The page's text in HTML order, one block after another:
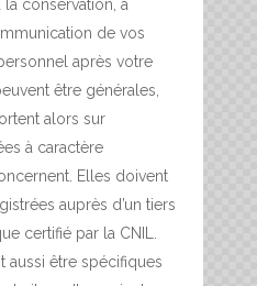
la conservation, à
de vos
après votre
être générales,
alors sur
à caractère
Elles doivent
auprès d’un tiers
certifié par la CNIL.
aussi être spécifiques